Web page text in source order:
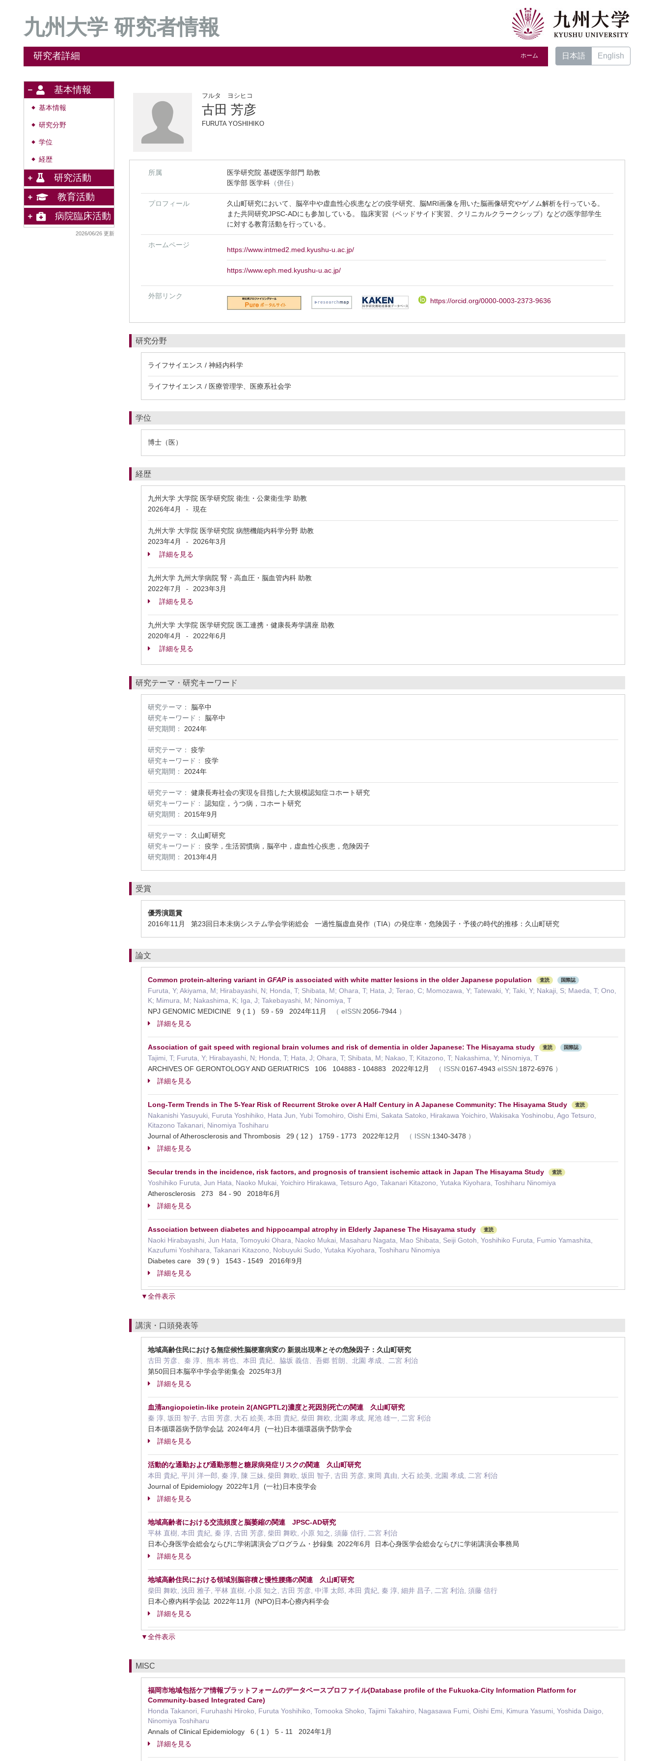
九州大学 研究者情報
研究者詳細 ホーム 日本語 English
基本情報
◆ 基本情報
◆ 研究分野
◆ 学位
◆ 経歴
研究活動
教育活動
病院臨床活動
2026/06/26 更新
フルタ ヨシヒコ
古田 芳彦
FURUTA YOSHIHIKO
所属
医学研究院 基礎医学部門 助教
医学部 医学科 （併任）
プロフィール
久山町研究において、脳卒中や虚血性心疾患などの疫学研究、脳MRI画像を用いた脳画像研究やゲノム解析を行っている。
また共同研究JPSC-ADにも参加している。 臨床実習（ベッドサイド実習、クリニカルクラークシップ）などの医学部学生
に対する教育活動を行っている。
ホームページ
https://www.intmed2.med.kyushu-u.ac.jp/
https://www.eph.med.kyushu-u.ac.jp/
外部リンク
https://orcid.org/0000-0003-2373-9636
研究分野
ライフサイエンス / 神経内科学
ライフサイエンス / 医療管理学、医療系社会学
学位
博士（医）
経歴
九州大学 大学院 医学研究院 衛生・公衆衛生学 助教
2026年4月
- 現在
九州大学 大学院 医学研究院 病態機能内科学分野 助教
2023年4月
-
2026年3月
詳細を見る
九州大学 九州大学病院 腎・高血圧・脳血管内科 助教
2022年7月
-
2023年3月
詳細を見る
九州大学 大学院 医学研究院 医工連携・健康長寿学講座 助教
2020年4月
-
2022年6月
詳細を見る
研究テーマ・研究キーワード
研究テーマ：
脳卒中
研究キーワード：
脳卒中
研究期間：
2024年
研究テーマ：
疫学
研究キーワード：
疫学
研究期間：
2024年
研究テーマ：
健康長寿社会の実現を目指した大規模認知症コホート研究
研究キーワード：
認知症，うつ病，コホート研究
研究期間：
2015年9月
研究テーマ：
久山町研究
研究キーワード：
疫学，生活習慣病，脳卒中，虚血性心疾患，危険因子
研究期間：
2013年4月
受賞
優秀演題賞
2016年11月 第23回日本未病システム学会学術総会 一過性脳虚血発作（TIA）の発症率・危険因子・予後の時代的推移：久山町研究
論文
Common protein-altering variant in GFAPis associated with white matter lesions in the older Japanese population 査読 国際誌
Furuta, Y; Akiyama, M; Hirabayashi, N; Honda, T; Shibata, M; Ohara, T; Hata, J; Terao, C; Momozawa, Y; Tatewaki, Y; Taki, Y; Nakaji, S; Maeda, T; Ono,
K; Mimura, M; Nakashima, K; Iga, J; Takebayashi, M; Ninomiya, T
NPJ GENOMIC MEDICINE 9 ( 1 ) 59 - 59 2024年11月
（ eISSN:2056-7944 ）
詳細を見る
Association of gait speed with regional brain volumes and risk of dementia in older Japanese: The Hisayama study 査読 国際誌
Tajimi, T; Furuta, Y; Hirabayashi, N; Honda, T; Hata, J; Ohara, T; Shibata, M; Nakao, T; Kitazono, T; Nakashima, Y; Ninomiya, T
ARCHIVES OF GERONTOLOGY AND GERIATRICS 106 104883 - 104883 2022年12月
（ ISSN:0167-4943 eISSN:1872-6976 ）
詳細を見る
Long-Term Trends in The 5-Year Risk of Recurrent Stroke over A Half Century in A Japanese Community: The Hisayama Study 査読
Nakanishi Yasuyuki, Furuta Yoshihiko, Hata Jun, Yubi Tomohiro, Oishi Emi, Sakata Satoko, Hirakawa Yoichiro, Wakisaka Yoshinobu, Ago Tetsuro,
Kitazono Takanari, Ninomiya Toshiharu
Journal of Atherosclerosis and Thrombosis 29 ( 12 ) 1759 - 1773 2022年12月
（ ISSN:1340-3478 ）
詳細を見る
Secular trends in the incidence, risk factors, and prognosis of transient ischemic attack in Japan The Hisayama Study 査読
Yoshihiko Furuta, Jun Hata, Naoko Mukai, Yoichiro Hirakawa, Tetsuro Ago, Takanari Kitazono, Yutaka Kiyohara, Toshiharu Ninomiya
Atherosclerosis 273 84 - 90 2018年6月
詳細を見る
Association between diabetes and hippocampal atrophy in Elderly Japanese The Hisayama study 査読
Naoki Hirabayashi, Jun Hata, Tomoyuki Ohara, Naoko Mukai, Masaharu Nagata, Mao Shibata, Seiji Gotoh, Yoshihiko Furuta, Fumio Yamashita,
Kazufumi Yoshihara, Takanari Kitazono, Nobuyuki Sudo, Yutaka Kiyohara, Toshiharu Ninomiya
Diabetes care 39 ( 9 ) 1543 - 1549 2016年9月
詳細を見る
▼全件表示
講演・口頭発表等
地域高齢住民における無症候性脳梗塞病変の 新規出現率とその危険因子：久山町研究
古田 芳彦、秦 淳、熊本 将也、本田 貴紀、脇坂 義信、吾郷 哲朗、北園 孝成、二宮 利治
第50回日本脳卒中学会学術集会 2025年3月
詳細を見る
血清angiopoietin-like protein 2(ANGPTL2)濃度と死因別死亡の関連 久山町研究
秦 淳, 坂田 智子, 古田 芳彦, 大石 絵美, 本田 貴紀, 柴田 舞欧, 北園 孝成, 尾池 雄一, 二宮 利治
日本循環器病予防学会誌 2024年4月 (一社)日本循環器病予防学会
詳細を見る
活動的な通勤および通勤形態と糖尿病発症リスクの関連 久山町研究
本田 貴紀, 平川 洋一郎, 秦 淳, 陳 三妹, 柴田 舞欧, 坂田 智子, 古田 芳彦, 東岡 真由, 大石 絵美, 北園 孝成, 二宮 利治
Journal of Epidemiology 2022年1月 (一社)日本疫学会
詳細を見る
地域高齢者における交流頻度と脳萎縮の関連 JPSC-AD研究
平林 直樹, 本田 貴紀, 秦 淳, 古田 芳彦, 柴田 舞欧, 小原 知之, 須藤 信行, 二宮 利治
日本心身医学会総会ならびに学術講演会プログラム・抄録集 2022年6月 日本心身医学会総会ならびに学術講演会事務局
詳細を見る
地域高齢住民における領域別脳容積と慢性腰痛の関連 久山町研究
柴田 舞欧, 浅田 雅子, 平林 直樹, 小原 知之, 古田 芳彦, 中澤 太郎, 本田 貴紀, 秦 淳, 細井 昌子, 二宮 利治, 須藤 信行
日本心療内科学会誌 2022年11月 (NPO)日本心療内科学会
詳細を見る
▼全件表示
MISC
福岡市地域包括ケア情報プラットフォームのデータベースプロファイル(Database profile of the Fukuoka-City Information Platform for
Community-based Integrated Care)
Honda Takanori, Furuhashi Hiroko, Furuta Yoshihiko, Tomooka Shoko, Tajimi Takahiro, Nagasawa Fumi, Oishi Emi, Kimura Yasumi, Yoshida Daigo,
Ninomiya Toshiharu
Annals of Clinical Epidemiology 6 ( 1 ) 5 - 11 2024年1月
詳細を見る